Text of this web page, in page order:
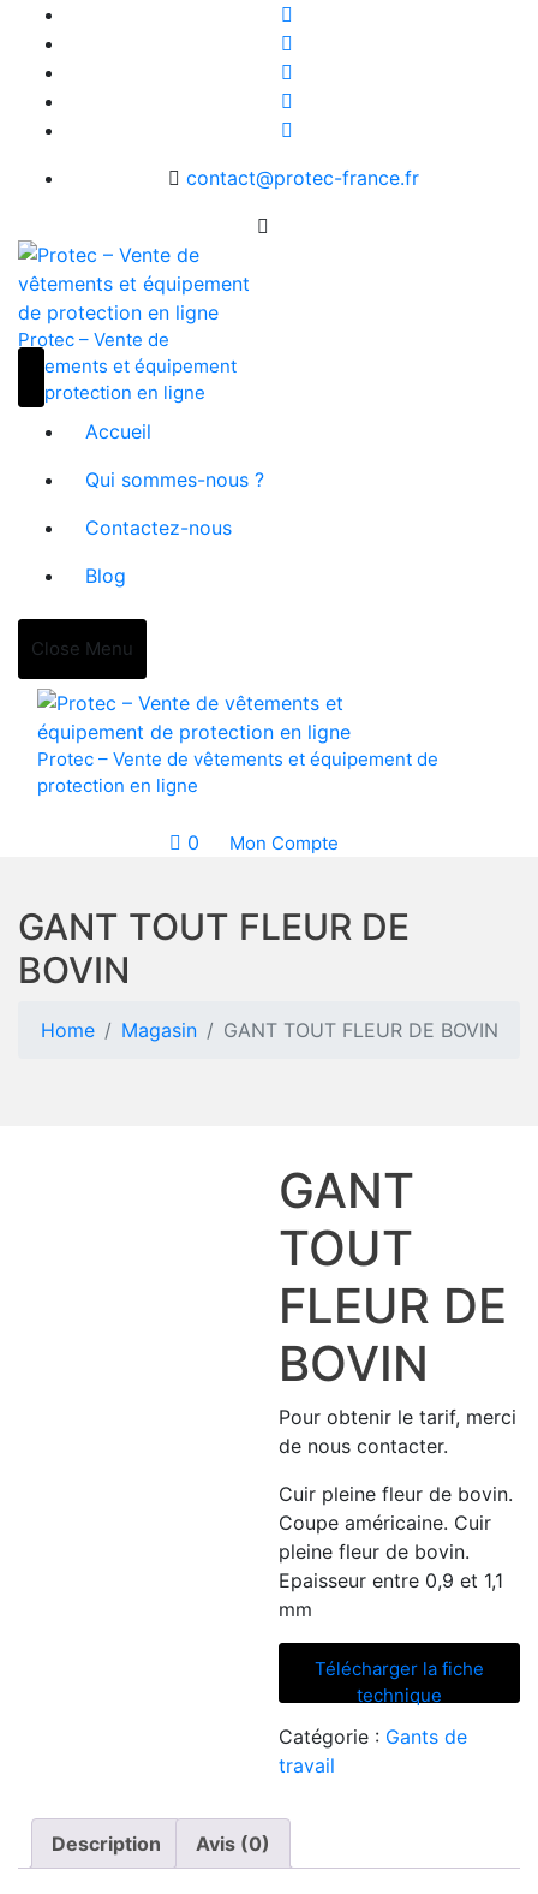
content
contact@protec-france.fr
Protec – Vente de
vêtements et équipement
de protection en ligne
Accueil
Qui sommes-nous ?
Contactez-nous
Blog
Close Menu
Protec – Vente de vêtements et équipement de
protection en ligne
0 Mon Compte
GANT TOUT FLEUR DE
BOVIN
Home Magasin GANT TOUT FLEUR DE BOVIN
GANT
TOUT
FLEUR DE
BOVIN
Pour obtenir le tarif, merci
de nous contacter.
Cuir pleine fleur de bovin.
Coupe américaine. Cuir
pleine fleur de bovin.
Epaisseur entre 0,9 et 1,1
mm
Télécharger la fiche
technique
Catégorie : Gants de
travail
Description Avis (0)